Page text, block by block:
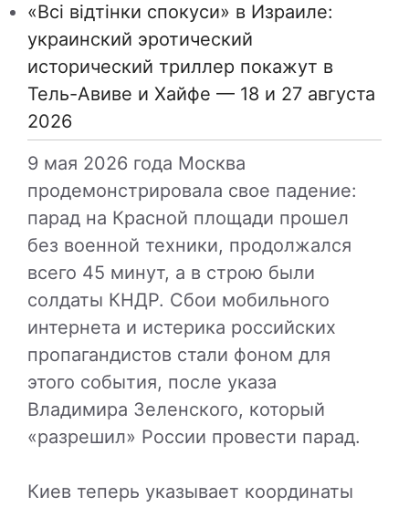
«Всі відтінки спокуси» в Израиле:
украинский эротический
исторический триллер покажут в
Тель-Авиве и Хайфе — 18 и 27 августа
2026
9 мая 2026 года Москва
продемонстрировала свое падение:
парад на Красной площади прошел
без военной техники, продолжался
всего 45 минут, а в строю были
солдаты КНДР. Сбои мобильного
интернета и истерика российских
пропагандистов стали фоном для
этого события, после указа
Владимира Зеленского, который
«разрешил» России провести парад.
Киев теперь указывает координаты